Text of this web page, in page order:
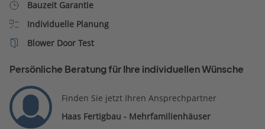
Bauzeit Garantie
Individuelle Planung
Blower Door Test
Persönliche Beratung für Ihre individuellen Wünsche
Finden Sie jetzt Ihren Ansprechpartner
Haas Fertigbau - Mehrfamilienhäuser